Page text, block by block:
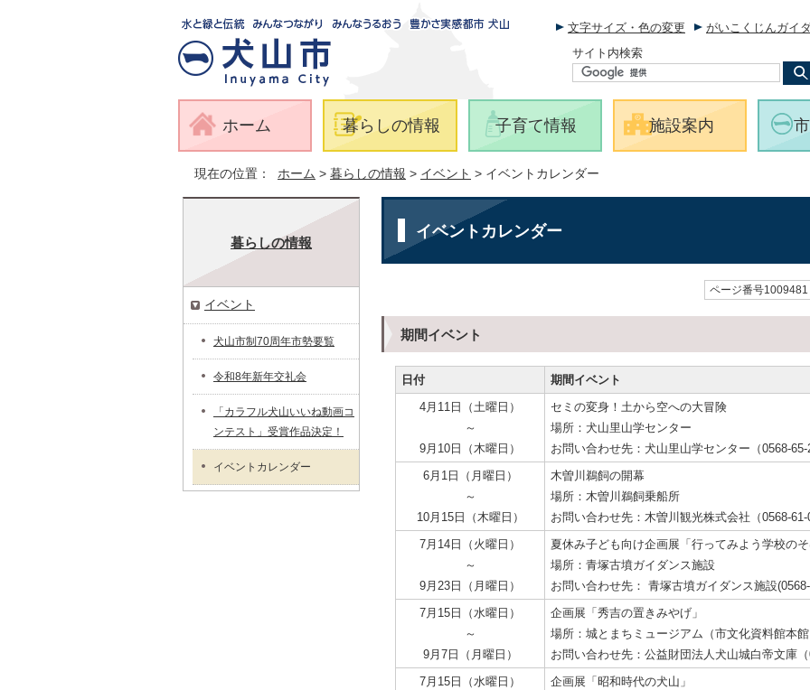
文字サイズ・色の変更
がいこくじんガイ
サイト内検索
ホーム 暮らしの情報 子育て情報 施設案内
現在の位置： ホーム > 暮らしの情報 > イベント > イベントカレンダー
イベントカレンダー
ページ番号1009481
期間イベント
日付
期間イベント
4月11日（土曜日）
～
9月10日（木曜日）
セミの変身！土から空への大冒険
場所：犬山里山学センター
お問い合わせ先：犬山里山学センター（0568-65-
6月1日（月曜日）
～
10月15日（木曜日）
木曽川鵜飼の開幕
場所：木曽川鵜飼乗船所
お問い合わせ先：木曽川観光株式会社（0568-61-
7月14日（火曜日）
～
9月23日（月曜日）
夏休み子ども向け企画展「行ってみよう学校
場所：青塚古墳ガイダンス施設
お問い合わせ先： 青塚古墳ガイダンス施設
7月15日（水曜日）
～
9月7日（月曜日）
企画展「秀吉の置きみやげ」
場所：城とまちミュージアム（市文化資料館本
お問い合わせ先：公益財団法人犬山城白帝文庫
7月15日（水曜日）
企画展「昭和時代の犬山」
暮らしの情報
イベント
犬山市制70周年市勢要覧
令和8年新年交礼会
「カラフル犬山いいね動画コ
ンテスト」受賞作品決定！
イベントカレンダー